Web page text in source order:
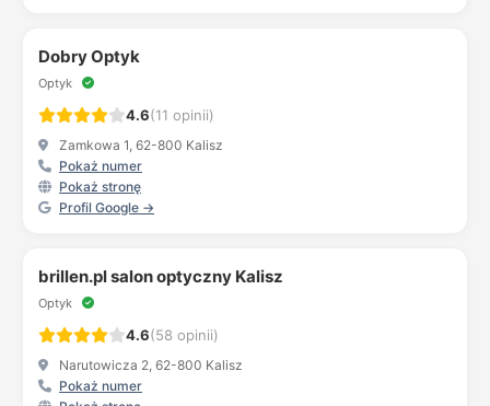
Dobry Optyk
Optyk
4.6(11 opinii)
Zamkowa 1, 62-800 Kalisz
Pokaż numer
Pokaż stronę
Profil Google →
brillen.pl salon optyczny Kalisz
Optyk
4.6(58 opinii)
Narutowicza 2, 62-800 Kalisz
Pokaż numer